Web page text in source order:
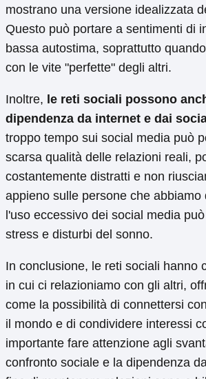
mostrano una versione idealizzata
Questo può portare a sentimenti di
bassa autostima, soprattutto
con le vite "perfette" degli altri.
Inoltre, le reti sociali possono
dipendenza da internet e dai
troppo tempo sui social media può
scarsa qualità delle relazioni reali,
costantemente distratti e non
appieno sulle persone che abbiamo
l'uso eccessivo dei social media
stress e disturbi del sonno.
In conclusione, le reti sociali hanno
in cui ci relazioniamo con gli altri,
come la possibilità di connettersi
il mondo e di condividere interessi
importante fare attenzione agli
confronto sociale e la dipendenza